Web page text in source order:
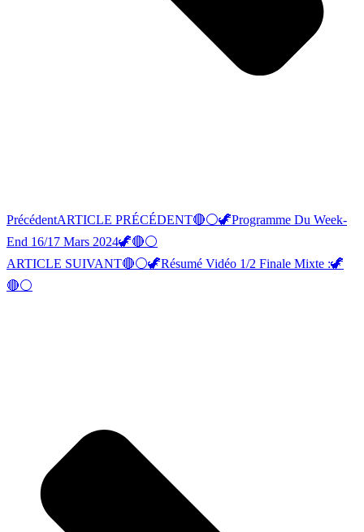
PrécédentARTICLE PRÉCÉDENT🔴⚪️🦖Programme Du Week-
End 16/17 Mars 2024🦖🔴⚪️
ARTICLE SUIVANT🔴⚪️🦖Résumé Vidéo 1/2 Finale Mixte :🦖
🔴⚪️